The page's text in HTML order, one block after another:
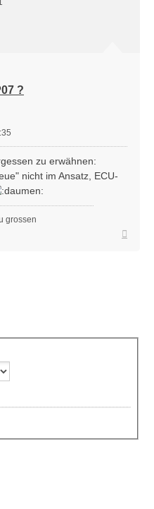
?
zu erwähnen:
nicht im Ansatz, ECU-
grossen